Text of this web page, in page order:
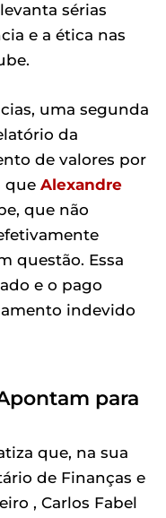
sérias
e a ética nas
uma segunda
da
de valores por
que Alexandre
que não
questão. Essa
e o pago
indevido
para
que, na sua
de Finanças e
, Carlos Fabel